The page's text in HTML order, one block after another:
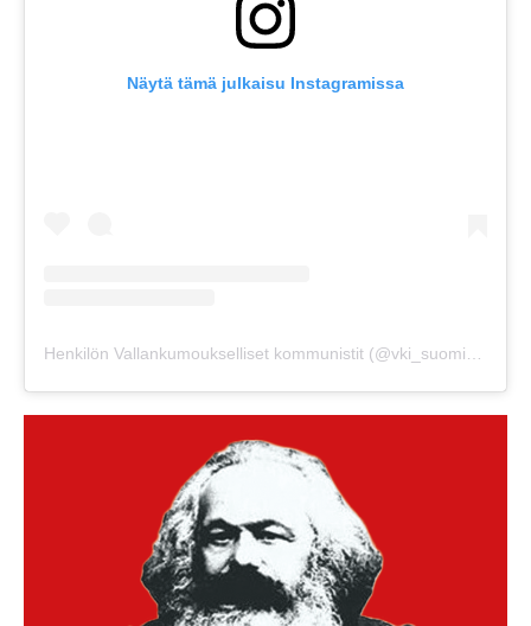
Näytä tämä julkaisu Instagramissa